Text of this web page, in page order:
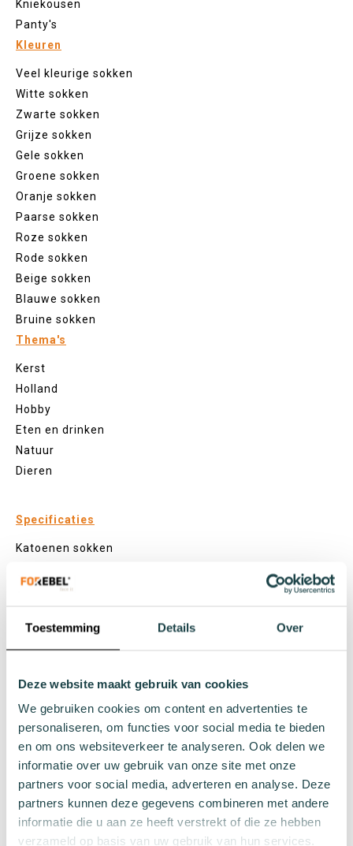
Toestemming Details Over
Deze website maakt gebruik van cookies
We gebruiken cookies om content en advertenties te
personaliseren, om functies voor social media te bieden
en om ons websiteverkeer te analyseren. Ook delen we
informatie over uw gebruik van onze site met onze
partners voor social media, adverteren en analyse. Deze
partners kunnen deze gegevens combineren met andere
informatie die u aan ze heeft verstrekt of die ze hebben
verzameld op basis van uw gebruik van hun services.
Kniekousen
Panty's
Kleuren
Veel kleurige sokken
Witte sokken
Zwarte sokken
Grijze sokken
Gele sokken
Groene sokken
Oranje sokken
Paarse sokken
Roze sokken
Rode sokken
Beige sokken
Blauwe sokken
Bruine sokken
Thema's
Kerst
Holland
Hobby
Eten en drinken
Natuur
Dieren
Specificaties
Katoenen sokken
Gerecyclede sokken
Naadloze sokken
Patronen
Effen sokken
Sokken met print
Gestreepte sokken
Gestipte sokken
Geblokte sokken
Glitter sokken
Visnet patroon sokken
Hartjes sokken